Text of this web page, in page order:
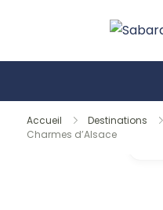
Accueil Destinations
Charmes d’Alsace